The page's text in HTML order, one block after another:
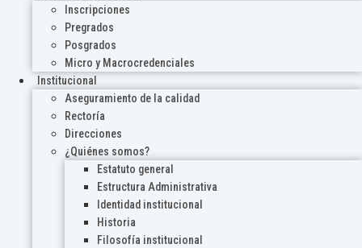
Inscripciones
Pregrados
Posgrados
Micro y Macrocredenciales
Institucional
Aseguramiento de la calidad
Rectoría
Direcciones
¿Quiénes somos?
Estatuto general
Estructura Administrativa
Identidad institucional
Historia
Filosofía institucional